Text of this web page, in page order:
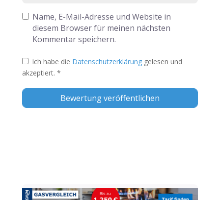
Name, E-Mail-Adresse und Website in
diesem Browser für meinen nächsten
Kommentar speichern.
Ich habe die Datenschutzerklärung gelesen und
akzeptiert. *